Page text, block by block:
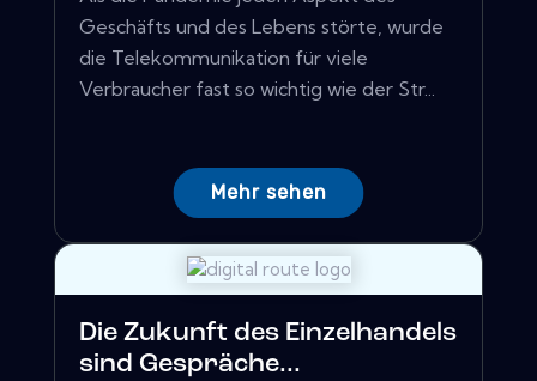
Geschäfts und des Lebens störte, wurde
die Telekommunikation für viele
Verbraucher fast so wichtig wie der Str...
Mehr sehen
Die Zukunft des Einzelhandels
sind Gespräche...